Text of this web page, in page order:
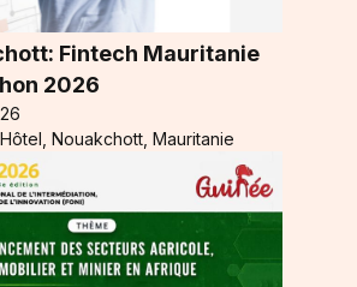
Fintech Mauritanie
2026
Nouakchott, Mauritanie